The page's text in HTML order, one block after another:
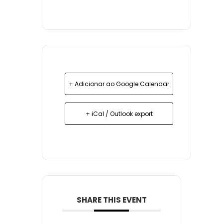
+ Adicionar ao Google Calendar
+ iCal / Outlook export
SHARE THIS EVENT